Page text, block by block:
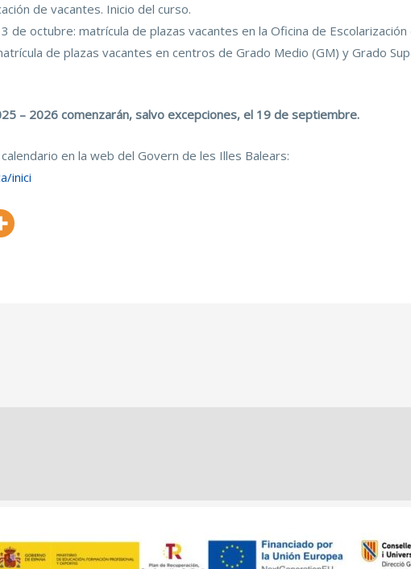
de vacantes. Inicio del curso.
de octubre: matrícula de plazas vacantes en la Oficina de
de plazas vacantes en centros de Grado Medio (GM) y Grado
– 2026 comenzarán, salvo excepciones, el 19 de septiembre.
en la web del Govern de les Illes Balears:
inici